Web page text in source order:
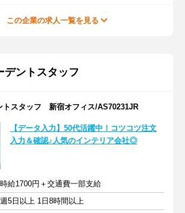
この企業の求人一覧を見る
デントスタッフ
トスタッフ 新宿オフィス/AS70231JR
【データ入力】50代活躍中！コツコツ注文
入力＆確認♪人気のインテリア会社◎
時給1700円＋交通費一部支給
週5日以上 1日8時間以上